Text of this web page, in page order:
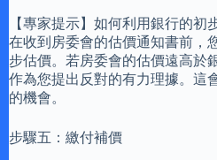
【專家提示】如何利用銀行的初
在收到房委會的估價通知書前，
步估價。若房委會的估價遠高於
作為您提出反對的有力理據。這
的機會。
步驟五：繳付補價